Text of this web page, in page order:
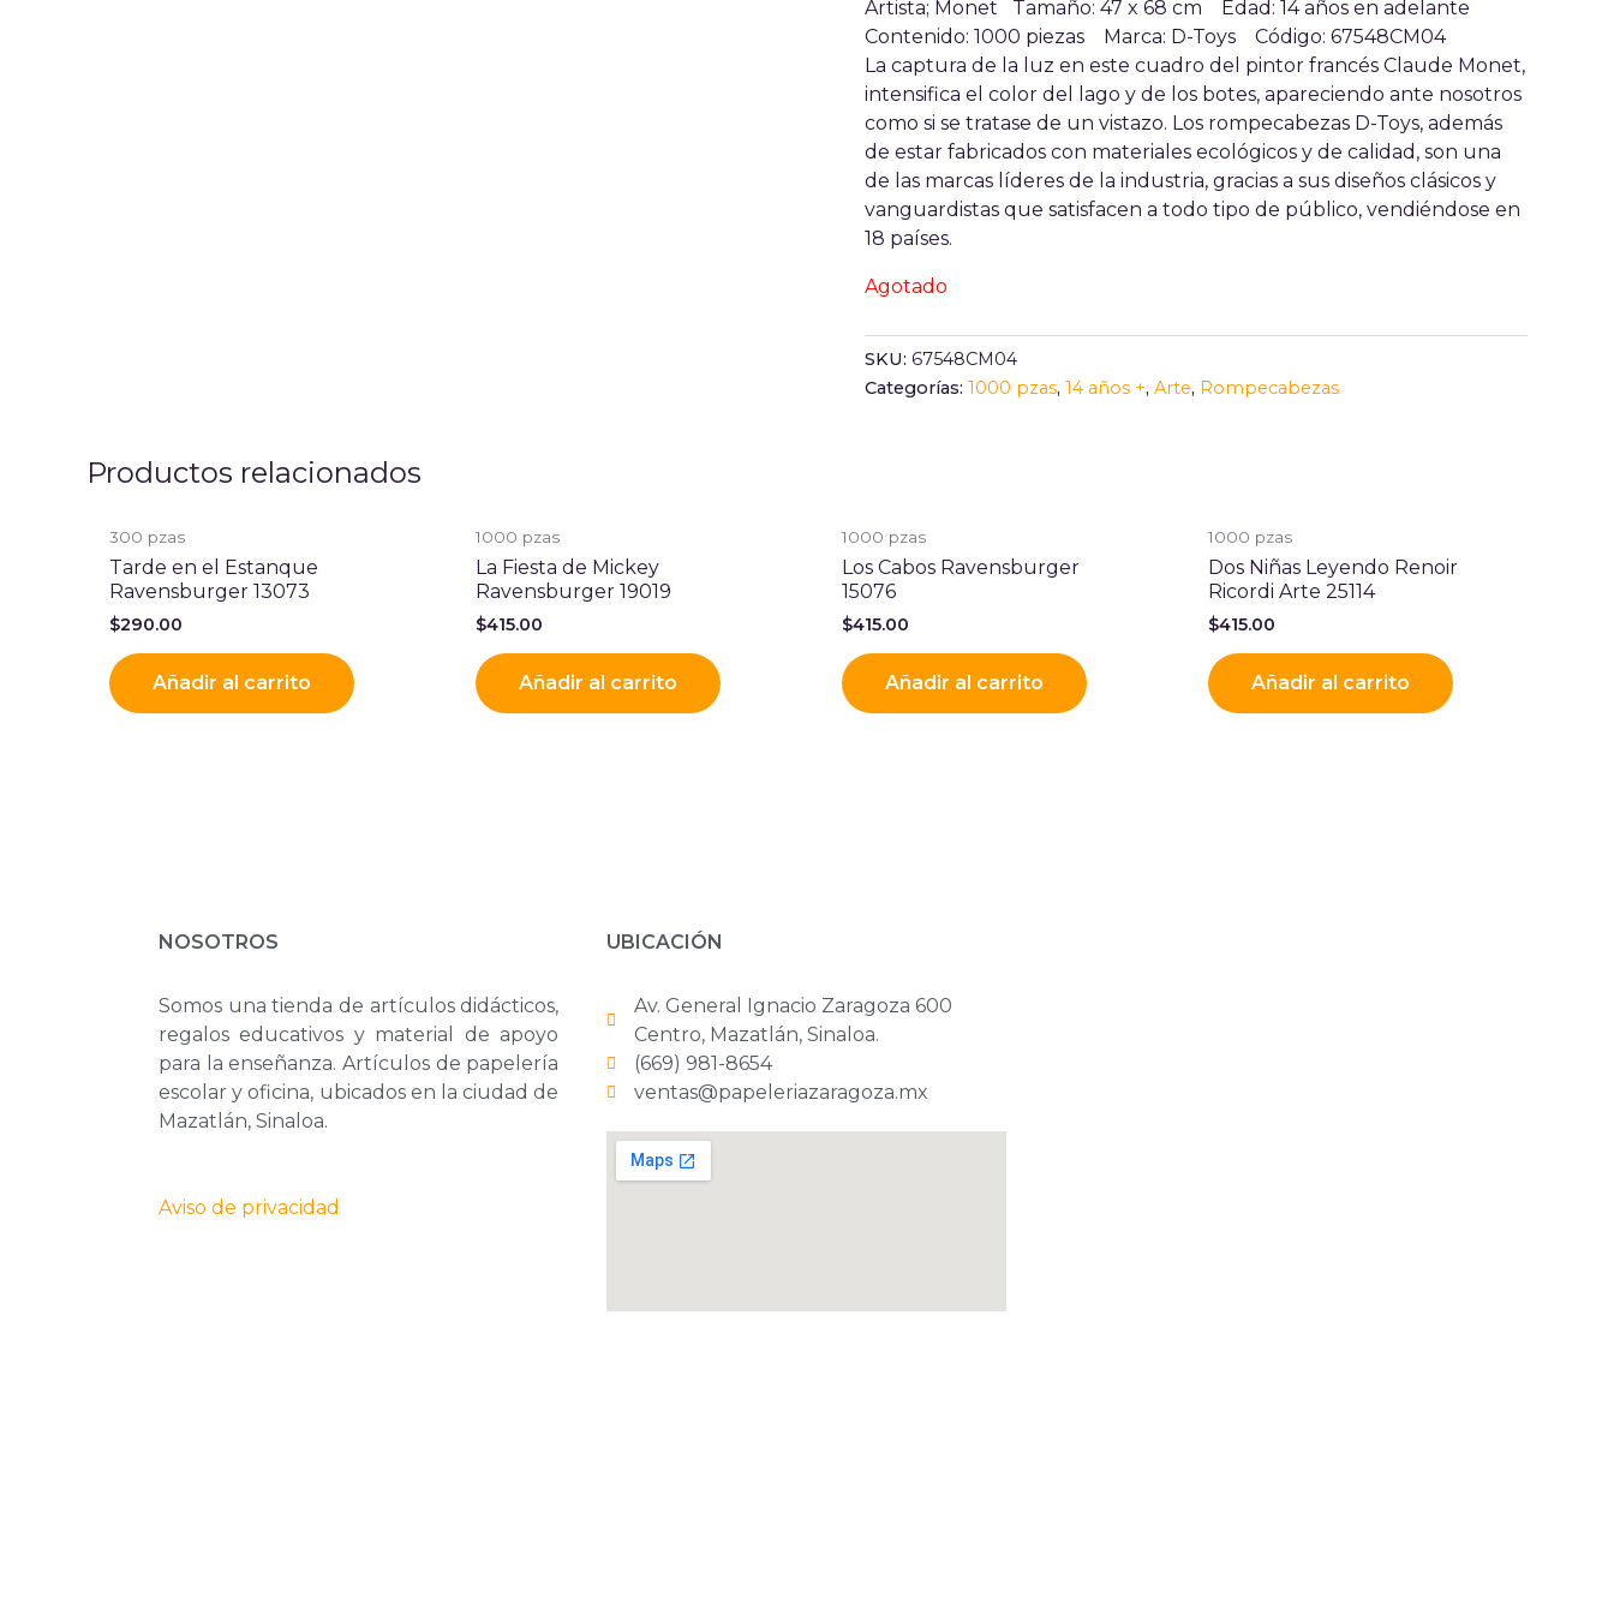
Artista; Monet Tamaño: 47 x 68 cm Edad: 14 años en adelante
Contenido: 1000 piezas Marca: D-Toys Código: 67548CM04
La captura de la luz en este cuadro del pintor francés Claude Monet,
intensifica el color del lago y de los botes, apareciendo ante nosotros
como si se tratase de un vistazo. Los rompecabezas D-Toys, además
de estar fabricados con materiales ecológicos y de calidad, son una
de las marcas líderes de la industria, gracias a sus diseños clásicos y
vanguardistas que satisfacen a todo tipo de público, vendiéndose en
18 países.
Agotado
SKU: 67548CM04
Categorías: 1000 pzas, 14 años +, Arte, Rompecabezas
Productos relacionados
300 pzas
Tarde en el Estanque
Ravensburger 13073
$290.00
Añadir al carrito
1000 pzas
La Fiesta de Mickey
Ravensburger 19019
$415.00
Añadir al carrito
1000 pzas
Los Cabos Ravensburger
15076
$415.00
Añadir al carrito
1000 pzas
Dos Niñas Leyendo Renoir
Ricordi Arte 25114
$415.00
Añadir al carrito
NOSOTROS
Somos una tienda de artículos didácticos,
regalos educativos y material de apoyo
para la enseñanza. Artículos de papelería
escolar y oficina, ubicados en la ciudad de
Mazatlán, Sinaloa.
Aviso de privacidad
UBICACIÓN
Av. General Ignacio Zaragoza 600
Centro, Mazatlán, Sinaloa.
(669) 981-8654
ventas@papeleriazaragoza.mx